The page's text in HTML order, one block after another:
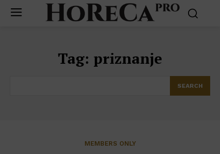
Tag: priznanje
SEARCH
MEMBERS ONLY